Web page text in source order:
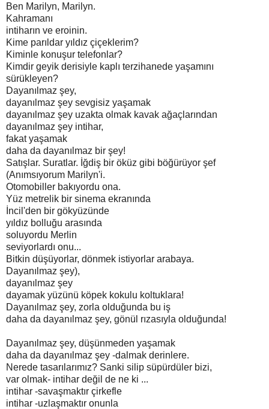
Ben Marilyn, Marilyn.
Kahramanı
intiharın ve eroinin.
Kime parıldar yıldız çiçeklerim?
Kiminle konuşur telefonlar?
Kimdir geyik derisiyle kaplı terzihanede yaşamını
sürükleyen?
Dayanılmaz şey,
dayanılmaz şey sevgisiz yaşamak
dayanılmaz şey uzakta olmak kavak ağaçlarından
dayanılmaz şey intihar,
fakat yaşamak
daha da dayanılmaz bir şey!
Satışlar. Suratlar. İğdiş bir öküz gibi böğürüyor şef
(Anımsıyorum Marilyn'i.
Otomobiller bakıyordu ona.
Yüz metrelik bir sinema ekranında
İncil'den bir gökyüzünde
yıldız bolluğu arasında
soluyordu Merlin
seviyorlardı onu...
Bitkin düşüyorlar, dönmek istiyorlar arabaya.
Dayanılmaz şey),
dayanılmaz şey
dayamak yüzünü köpek kokulu koltuklara!
Dayanılmaz şey, zorla olduğunda bu iş
daha da dayanılmaz şey, gönül rızasıyla olduğunda!
Dayanılmaz şey, düşünmeden yaşamak
daha da dayanılmaz şey -dalmak derinlere.
Nerede tasarılarımız? Sanki silip süpürdüler bizi,
var olmak- intihar değil de ne ki ...
intihar -savaşmaktır çirkefle
intihar -uzlaşmaktır onunla